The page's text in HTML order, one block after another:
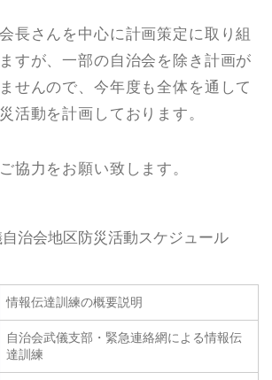
長さんを中心に計画策定に取り組
すが、一部の自治会を除き計画が
せんので、今年度も全体を通して
活動を計画しております。
協力をお願い致します。
治会地区防災活動スケジュール
情報伝達訓練の概要説明
自治会武儀支部・緊急連絡網による情報伝
達訓練